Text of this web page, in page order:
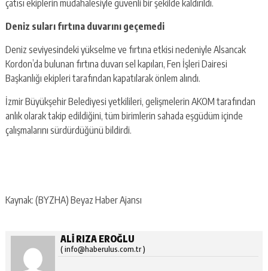
çatısı ekiplerin müdahalesiyle güvenli bir şekilde kaldırıldı.
Deniz suları fırtına duvarını geçemedi
Deniz seviyesindeki yükselme ve fırtına etkisi nedeniyle Alsancak
Kordon’da bulunan fırtına duvarı sel kapıları, Fen İşleri Dairesi
Başkanlığı ekipleri tarafından kapatılarak önlem alındı.
İzmir Büyükşehir Belediyesi yetkilileri, gelişmelerin AKOM tarafından
anlık olarak takip edildiğini, tüm birimlerin sahada eşgüdüm içinde
çalışmalarını sürdürdüğünü bildirdi.
Kaynak: (BYZHA) Beyaz Haber Ajansı
ALI RIZA EROĞLU
( info@haberulus.com.tr )